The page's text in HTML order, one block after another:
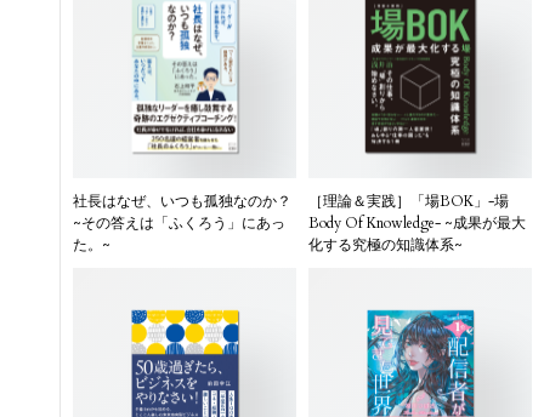
社長はなぜ、いつも孤独なのか？
~その答えは「ふくろう」にあっ
た。~
［理論＆実践］「場BOK」-場
Body Of Knowledge- ~成果が最大
化する究極の知識体系~